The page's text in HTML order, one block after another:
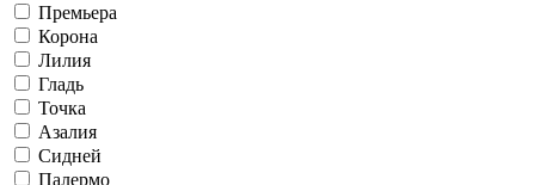
Премьера
Корона
Лилия
Гладь
Точка
Азалия
Сидней
Палермо